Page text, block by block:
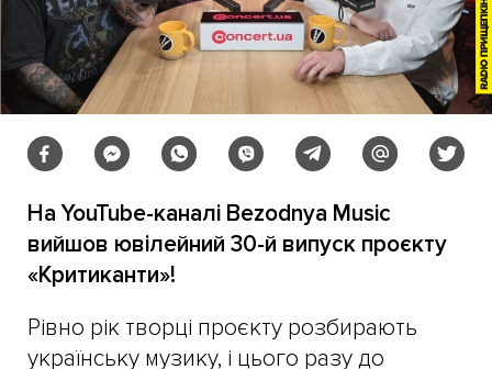
На YouTube-каналі Bezodnya Music
вийшов ювілейний 30-й випуск проєкту
«Критиканти»!
Рівно рік творці проєкту розбирають
українську музику, і цього разу до